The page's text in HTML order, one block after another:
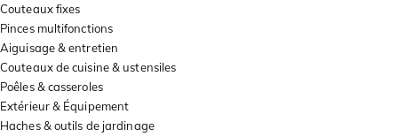
Couteaux fixes
Pinces multifonctions
Aiguisage & entretien
Couteaux de cuisine & ustensiles
Poêles & casseroles
Extérieur & Équipement
Haches & outils de jardinage